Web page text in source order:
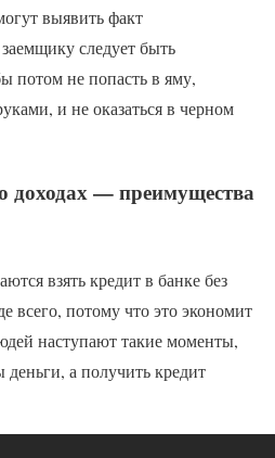
выявить факт
следует быть
потом не попасть в яму,
и не оказаться в черном
доходах — преимущества
взять кредит в банке без
всего, потому что это экономит
наступают такие моменты,
а получить кредит